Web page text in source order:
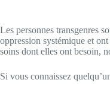
Les personnes transgenres
oppression systémique et
soins dont elles ont besoin,
Si vous connaissez